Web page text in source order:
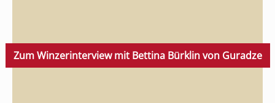
Zum Winzerinterview mit Bettina Bürklin von Guradze